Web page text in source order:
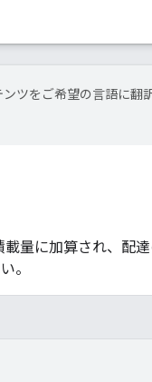
ツをご希望の言語に翻
量に加算され、配
。